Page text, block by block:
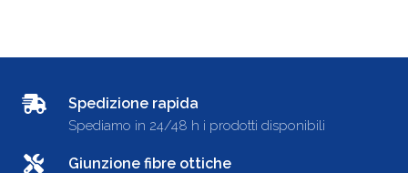
Spedizione rapida
Spediamo in 24/48 h i prodotti disponibili
Giunzione fibre ottiche